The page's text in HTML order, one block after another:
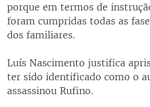
porque em termos de
foram cumpridas todas as
dos familiares.
Luís Nascimento justifica
ter sido identificado como o
assassinou Rufino.